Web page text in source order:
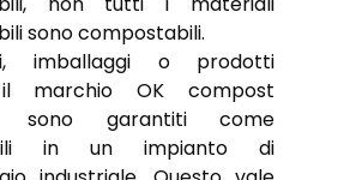
sono compostabili.
imballaggi o prodotti
marchio OK compost
sono garantiti come
in un impianto di